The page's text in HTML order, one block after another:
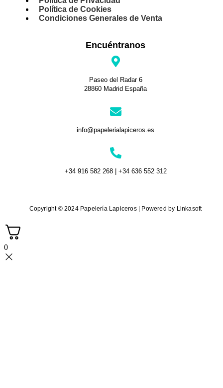
Política de Cookies
Condiciones Generales de Venta
Encuéntranos
Paseo del Radar 6
28860 Madrid España
info@papelerialapiceros.es
+34 916 582 268 | +34 636 552 312
Copyright © 2024 Papelería Lapiceros | Powered by Linkasoft
0